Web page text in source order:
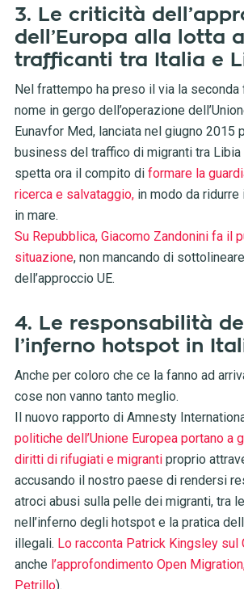
3. Le criticità
dell’Europa alla lotta
trafficanti tra Italia e
Nel frattempo ha preso il via la seconda
nome in gergo dell’operazione
Eunavfor Med, lanciata nel giugno 2015
business del traffico di migranti tra Libia
spetta ora il compito di formare la
ricerca e salvataggio,in modo da ridurre
in mare.
Su Repubblica, Giacomo Zandonini fa il
situazione, non mancando di
dell’approccio UE.
4. Le responsabilità
l’inferno hotspot in
Anche per coloro che ce la fanno ad
cose non vanno tanto meglio.
Il nuovo rapporto di Amnesty
politiche dell’Unione Europea portano a
diritti di rifugiati e migrantiproprio
accusando il nostro paese di rendersi
atroci abusi sulla pelle dei migranti, tra
nell’inferno degli hotspot e la pratica
illegali. Lo racconta Patrick Kingsley sul
anche l’approfondimento Open
Petrillo).